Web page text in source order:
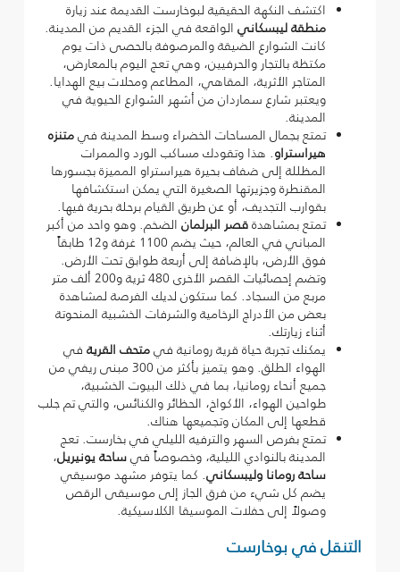
اكتشف النكهة الحقيقية لبوخارست القديمة عند زيارة
منطقة ليبسكانيالواقعة في الجزء القديم من المدينة.
كانت الشوارع الضيقة والمرصوفة بالحصى ذات يوم
مكتظة بالتجار والحرفيين، وهي تعج اليوم بالمعارض،
المتاجر الأثرية، المقاهي، المطاعم ومحلات بيع الهدايا.
ويعتبر شارع سماردان من أشهر الشوارع الحيوية في
المدينة.
تمتع بجمال المساحات الخضراء وسط المدينة فيمتنزه
هيراستراو. هذا وتقودك مساكب الورد والممرات
المظللة إلى ضفاف بحيرة هيراستراو المميزة بجسورها
المقنطرة وجزيرتها الصغيرة التي يمكن استكشافها
بقوارب التجديف، أو عن طريق القيام برحلة بحرية فيها.
تمتع بمشاهدةقصر البرلمانالضخم. وهو واحد من أكبر
المباني في العالم، حيث يضم 1100 غرفة و12 طابقاً
فوق الأرض، بالإضافة إلى أربعة طوابق تحت الأرض.
وتضم إحصائيات القصر الأخرى 480 ثرية و200 ألف متر
مربع من السجاد. كما ستكون لديك الفرصة لمشاهدة
بعض من الأدراج الرخامية والشرفات الخشبية المنحوتة
أثناء زيارتك.
يمكنك تجربة حياة قرية رومانية فيمتحف القريةفي
الهواء الطلق. وهو يتميز بأكثر من 300 مبنى ريفي من
جميع أنحاء رومانيا، بما في ذلك البيوت الخشبية،
طواحين الهواء، الأكواخ، الحظائر والكنائس، والتي تم جلب
قطعها إلى المكان وتجميعها هناك.
تمتع بفرص السهر والترفيه الليلي في بخارست. تعج
المدينة بالنوادي الليلية، وخصوصاً فيساحة يونيريل،
ساحة رومانا وليبسكاني. كما يتوفر مشهد موسيقي
يضم كل شيء من فرق الجاز إلى موسيقى الرقص
وصولاً إلى حفلات الموسيقا الكلاسيكية.
التنقل في بوخارست